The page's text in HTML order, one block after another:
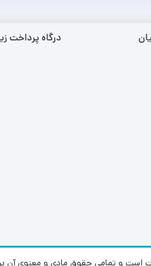
درگاه پرداخت
و تمامی حقوق مادی و معنوی آن